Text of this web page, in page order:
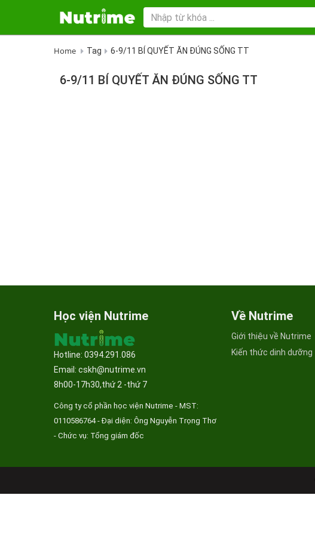
Home Tag 6-9/11 BÍ QUYẾT ĂN ĐÚNG SỐNG TT
6-9/11 BÍ QUYẾT ĂN ĐÚNG SỐNG TT
Học viện Nutrime
Hotline: 0394.291.086
Email: cskh@nutrime.vn
8h00-17h30,thứ 2 -thứ 7
Công ty cổ phần học viện Nutrime - MST:
0110586764 - Đại diện: Ông Nguyễn Trọng Thơ
- Chức vụ: Tổng giám đốc
Về Nutrime
Giới thiệu về Nutrime
Kiến thức dinh dưỡng